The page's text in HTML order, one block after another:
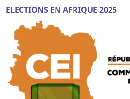
ELECTIONS EN AFRIQUE 2025